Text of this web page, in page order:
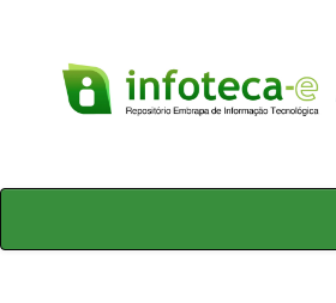
Skip